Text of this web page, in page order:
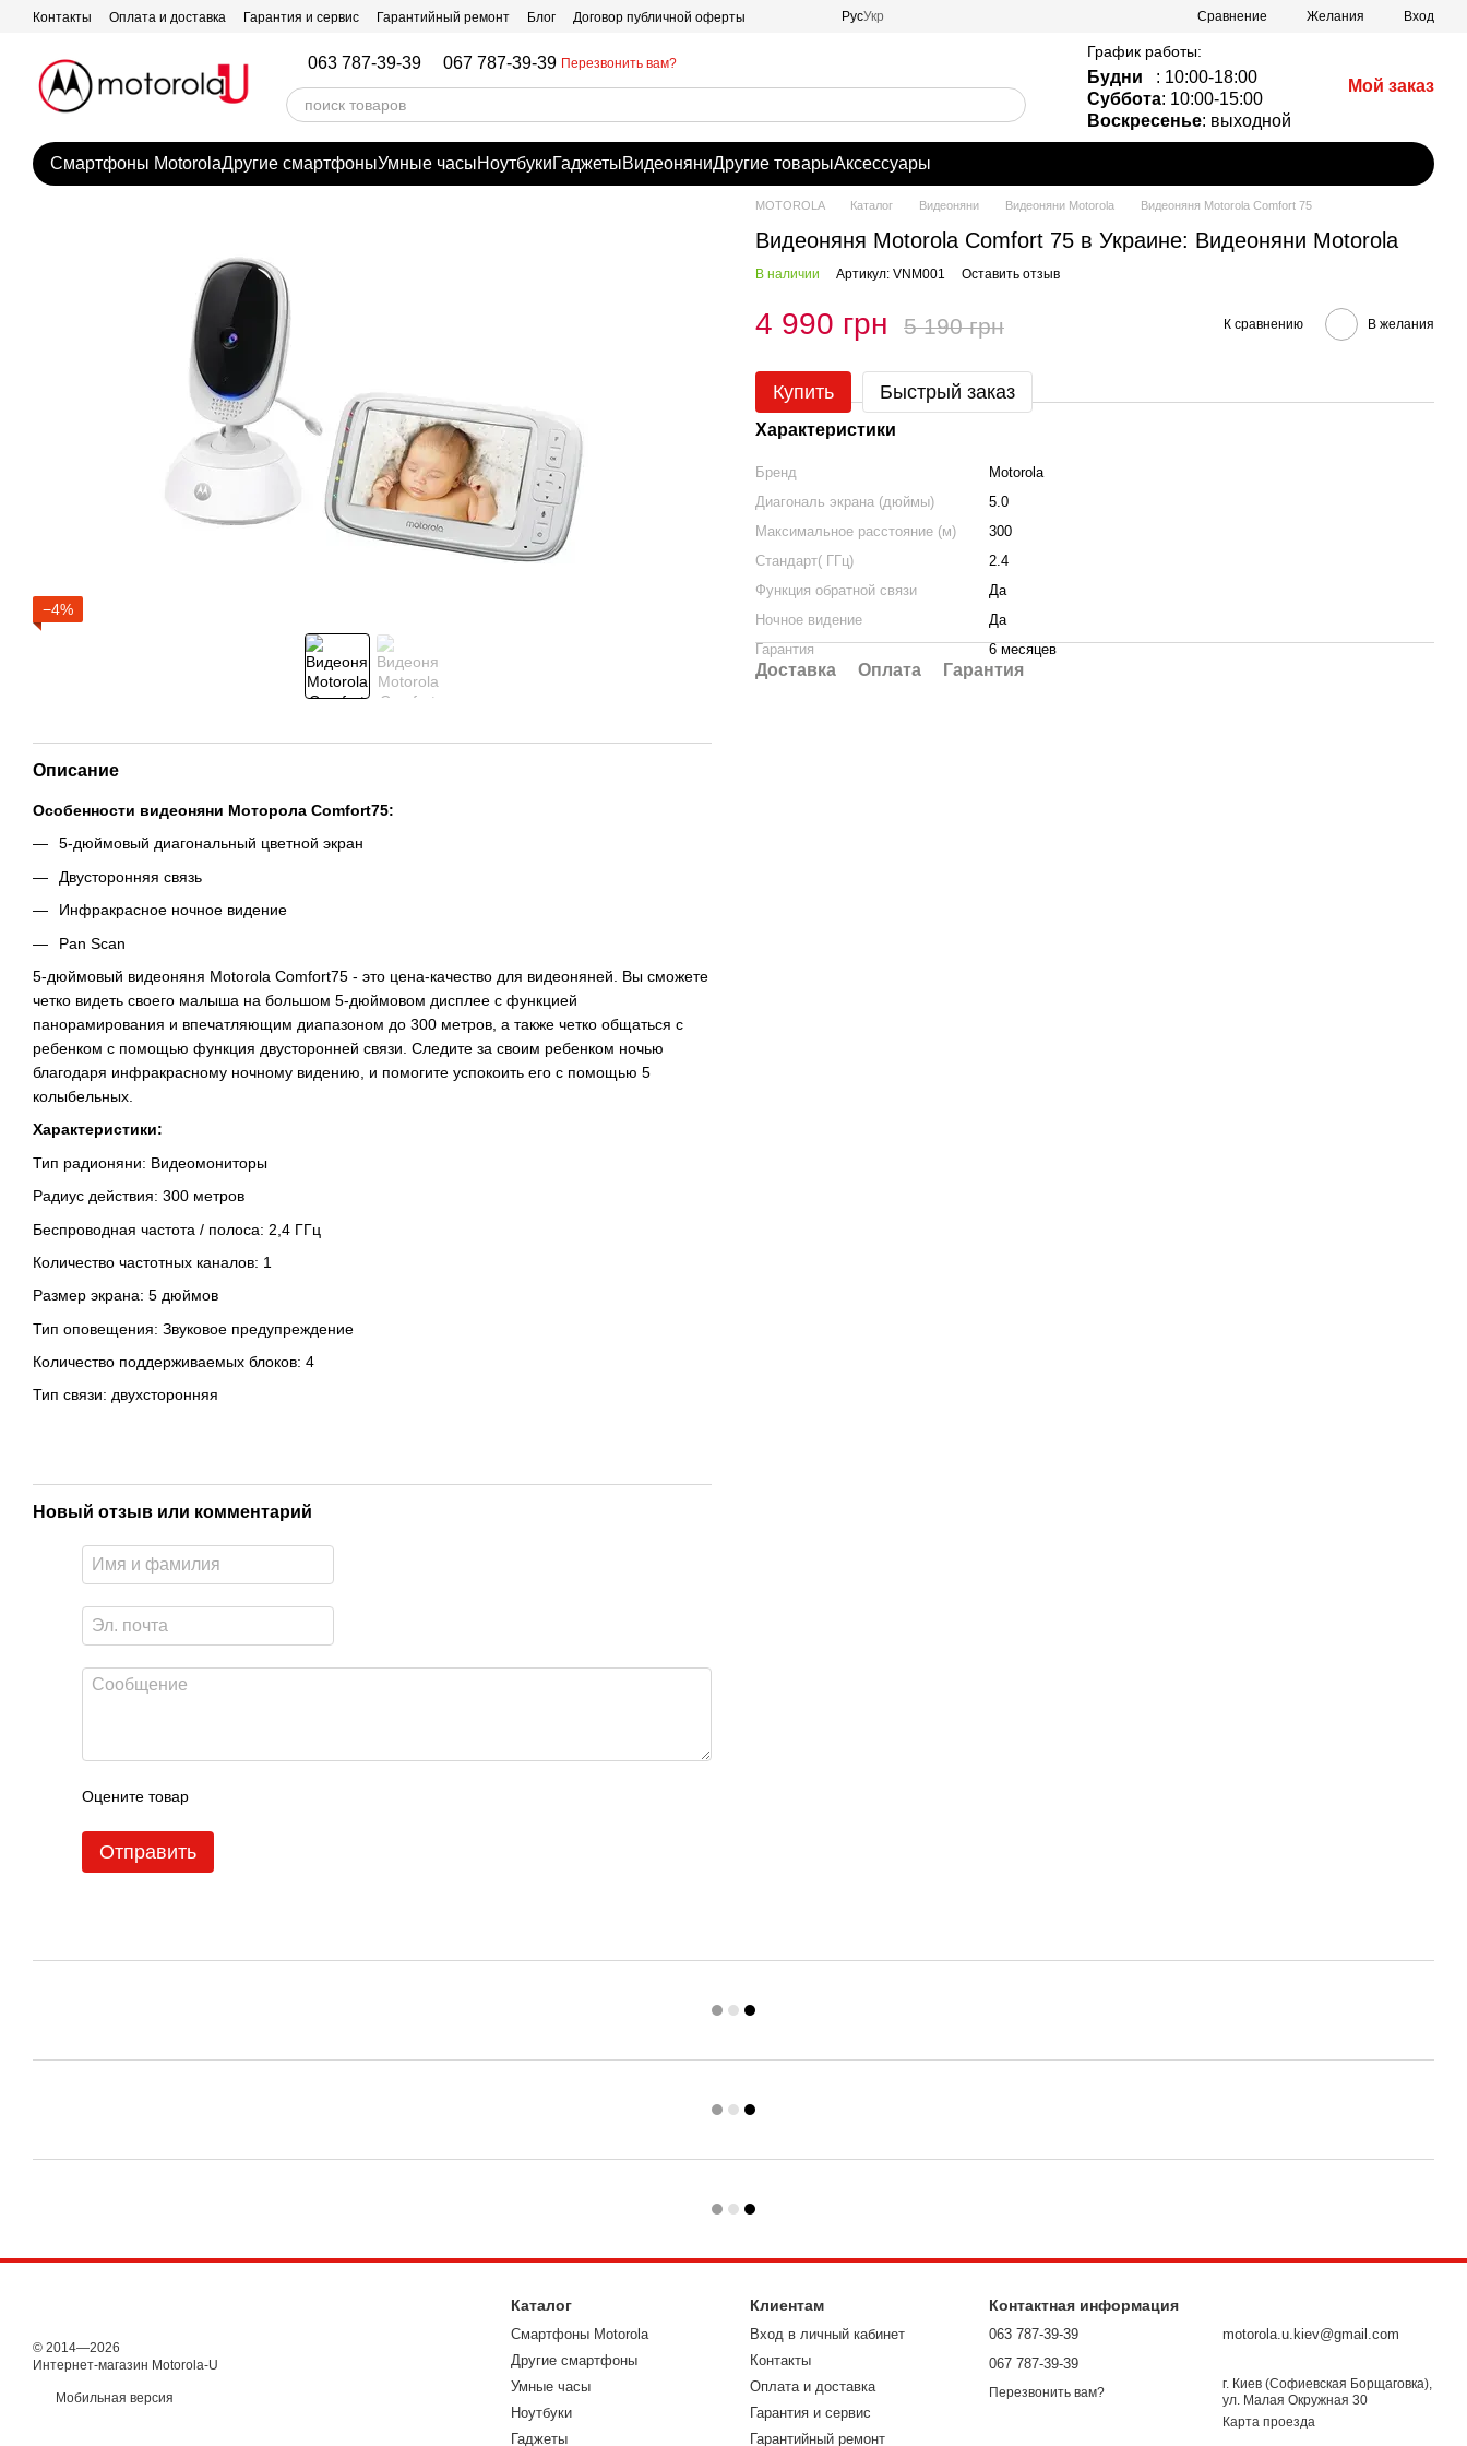
Перейти к основному контенту
Контакты Оплата и доставка Гарантия и сервис Гарантийный ремонт Блог Договор публичной оферты РусУкр Сравнение Желания Вход
063 787-39-39 067 787-39-39 Перезвонить вам?
График работы:
Будни
: 10:00-18:00
Суббота: 10:00-15:00
Воскресенье: выходной
Мой заказ
Смартфоны MotorolaДругие смартфоныУмные часыНоутбукиГаджетыВидеоняниДругие товарыАксессуары
−4%
Описание
Особенности видеоняни Моторола Comfort75:
5-дюймовый диагональный цветной экран
Двусторонняя связь
Инфракрасное ночное видение
Pan Scan
5-дюймовый видеоняня Motorola Comfort75 - это цена-качество для видеоняней. Вы сможете
четко видеть своего малыша на большом 5-дюймовом дисплее с функцией
панорамирования и впечатляющим диапазоном до 300 метров, а также четко общаться с
ребенком с помощью функция двусторонней связи. Следите за своим ребенком ночью
благодаря инфракрасному ночному видению, и помогите успокоить его с помощью 5
колыбельных.
Характеристики:
Тип радионяни: Видеомониторы
Радиус действия: 300 метров
Беспроводная частота / полоса: 2,4 ГГц
Количество частотных каналов: 1
Размер экрана: 5 дюймов
Тип оповещения: Звуковое предупреждение
Количество поддерживаемых блоков: 4
Тип связи: двухсторонняя
Новый отзыв или комментарий
Оцените товар
Отправить
MOTOROLA Каталог Видеоняни Видеоняни Motorola Видеоняня Motorola Comfort 75
Видеоняня Motorola Comfort 75 в Украине: Видеоняни Motorola
В наличии Артикул: VNM001 Оставить отзыв
4 990 грн 5 190 грн К сравнению В желания
Купить Быстрый заказ
Характеристики
Бренд
Motorola
Диагональ экрана (дюймы)
5.0
Максимальное расстояние (м)
300
Стандарт( ГГц)
2.4
Функция обратной связи
Да
Ночное видение
Да
Гарантия
6 месяцев
Доставка Оплата Гарантия
© 2014—2026
Интернет-магазин Motorola-U
Мобильная версия
Каталог
Смартфоны Motorola
Другие смартфоны
Умные часы
Ноутбуки
Гаджеты
Клиентам
Вход в личный кабинет
Контакты
Оплата и доставка
Гарантия и сервис
Гарантийный ремонт
Контактная информация
063 787-39-39
067 787-39-39
Перезвонить вам?
motorola.u.kiev@gmail.com
г. Киев (Софиевская Борщаговка),
ул. Малая Окружная 30
Карта проезда